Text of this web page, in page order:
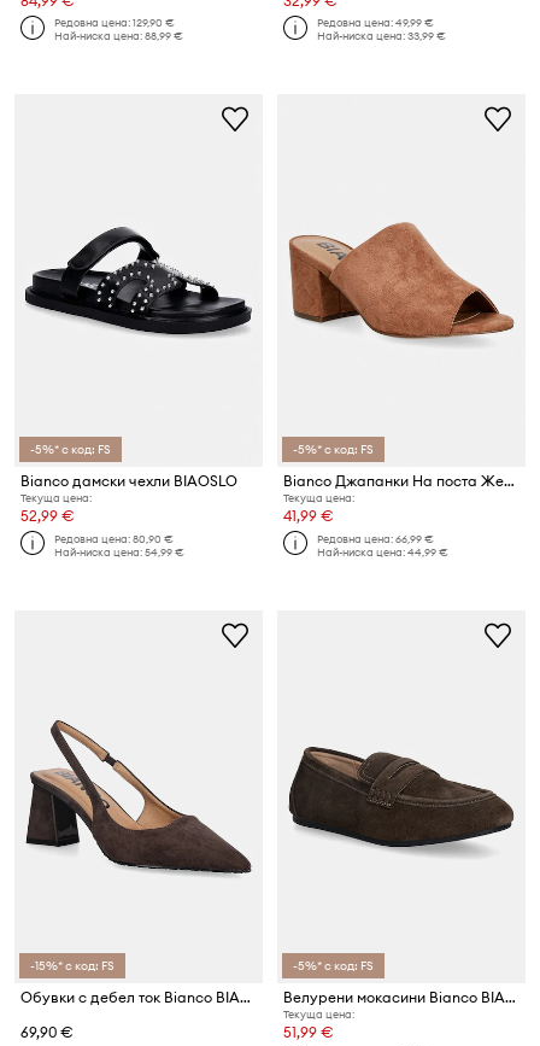
Редовна цена:129,90 €
Най-ниска цена:88,99 €
Редовна цена:49,99 €
Най-ниска цена:33,99 €
-5%* с код: FS
Bianco дамски чехли BIAOSLO
Текуща цена:
52,99 €
Редовна цена:80,90 €
Най-ниска цена:54,99 €
-5%* с код: FS
Bianco Джапанки На поста Женски BIACATE
Текуща цена:
41,99 €
Редовна цена:66,99 €
Най-ниска цена:44,99 €
-15%* с код: FS
Обувки с дебел ток Bianco BIAMARALYN
69,90 €
-5%* с код: FS
Велурени мокасини Bianco BIAMARLENE
Текуща цена:
51,99 €